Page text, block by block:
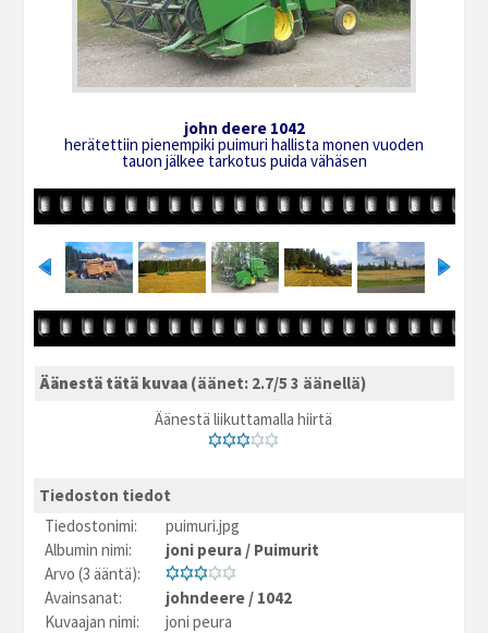
john deere 1042
herätettiin pienempiki puimuri hallista monen vuoden
tauon jälkee tarkotus puida vähäsen
Äänestä tätä kuvaa (äänet: 2.7/5 3 äänellä)
Äänestä liikuttamalla hiirtä
Tiedoston tiedot
Tiedostonimi:
puimuri.jpg
Albumin nimi:
joni peura / Puimurit
Arvo (3 ääntä):
Avainsanat:
johndeere / 1042
Kuvaajan nimi:
joni peura